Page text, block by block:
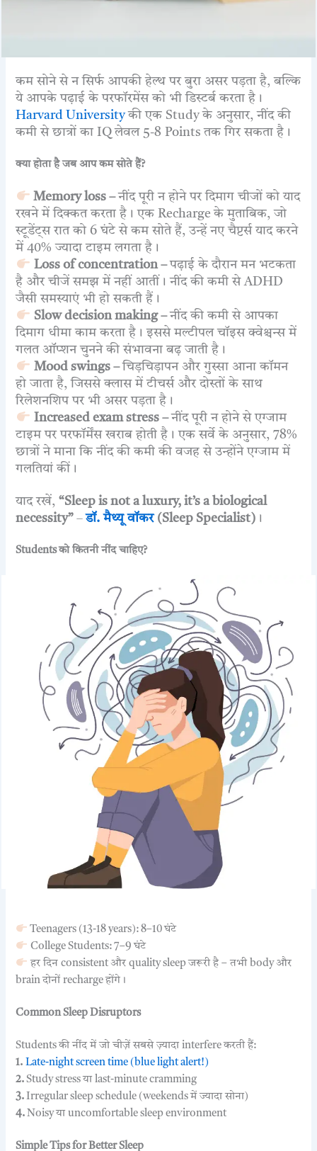
कम सोने से न सिर्फ आपकी हेल्थ पर बुरा असर पड़ता है, बल्कि
ये आपके पढ़ाई के परफॉरमेंस को भी डिस्टर्ब करता है।
Harvard Universityकी एक Study के अनुसार, नींद की
कमी से छात्रों का IQ लेवल 5-8 Points तक गिर सकता है।
क्या होता है जब आप कम सोते हैं?
Memory loss –नींद पूरी न होने पर दिमाग चीजों को याद
रखने में दिक्कत करता है। एक Recharge के मुताबिक, जो
स्टूडेंट्स रात को 6 घंटे से कम सोते हैं, उन्हें नए चैप्टर्स याद करने
में 40% ज्यादा टाइम लगता है।
Loss of concentration –पढ़ाई के दौरान मन भटकता
है और चीजें समझ में नहीं आतीं। नींद की कमी से ADHD
जैसी समस्याएं भी हो सकती हैं।
Slow decision making –नींद की कमी से आपका
दिमाग धीमा काम करता है। इससे मल्टीपल चॉइस क्वेश्चन्स में
गलत ऑप्शन चुनने की संभावना बढ़ जाती है।
Mood swings –चिड़चिड़ापन और गुस्सा आना कॉमन
हो जाता है, जिससे क्लास में टीचर्स और दोस्तों के साथ
रिलेशनशिप पर भी असर पड़ता है।
Increased exam stress –नींद पूरी न होने से एग्जाम
टाइम पर परफॉर्मेंस खराब होती है। एक सर्वे के अनुसार, 78%
छात्रों ने माना कि नींद की कमी की वजह से उन्होंने एग्जाम में
गलतियां कीं।
याद रखें,“Sleep is not a luxury, it’s a biological
necessity” –डॉ. मैथ्यू वॉकर(Sleep Specialist) ।
Students को कितनी नींद चाहिए?
Teenagers (13-18 years): 8–10 घंटे
College Students: 7–9 घंटे
हर दिन consistent और quality sleep जरूरी है – तभी body और
brain दोनों recharge होंगे।
Common Sleep Disruptors
Students की नींद में जो चीज़ें सबसे ज़्यादा interfere करती हैं:
1. Late-night screen time (blue light alert!)
2.Study stress या last-minute cramming
3. Irregular sleep schedule (weekends में ज्यादा सोना)
4. Noisy या uncomfortable sleep environment
Simple Tips for Better Sleep